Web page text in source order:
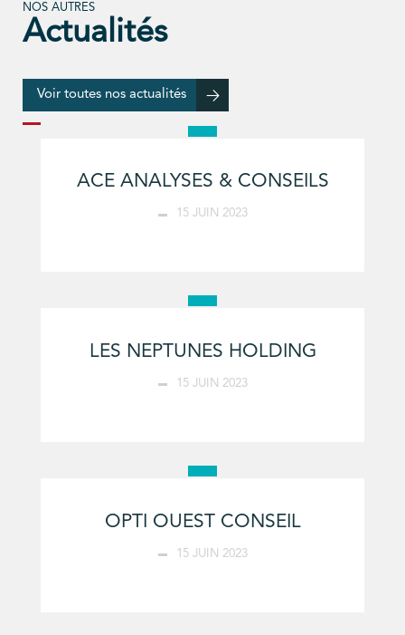
NOS AUTRES
Actualités
Voir toutes nos actualités
ACE ANALYSES & CONSEILS
15 JUIN 2023
LES NEPTUNES HOLDING
15 JUIN 2023
OPTI OUEST CONSEIL
15 JUIN 2023